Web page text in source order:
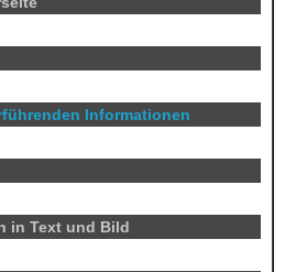
Informationen
in Text und Bild